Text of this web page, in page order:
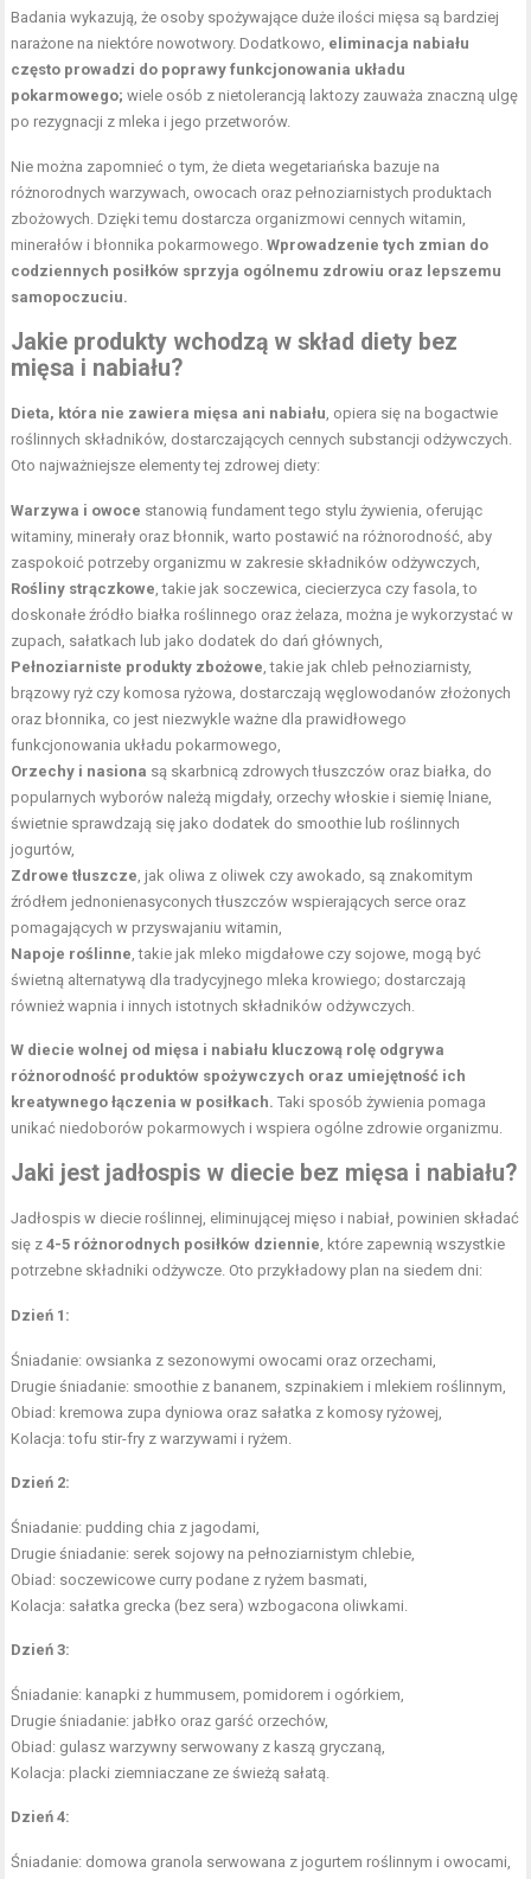
Badania wykazują, że osoby spożywające duże ilości mięsa są bardziej
narażone na niektóre nowotwory. Dodatkowo, eliminacja nabiału
często prowadzi do poprawy funkcjonowania układu
pokarmowego; wiele osób z nietolerancją laktozy zauważa znaczną ulgę
po rezygnacji z mleka i jego przetworów.
Nie można zapomnieć o tym, że dieta wegetariańska bazuje na
różnorodnych warzywach, owocach oraz pełnoziarnistych produktach
zbożowych. Dzięki temu dostarcza organizmowi cennych witamin,
minerałów i błonnika pokarmowego.Wprowadzenie tych zmian do
codziennych posiłków sprzyja ogólnemu zdrowiu oraz lepszemu
samopoczuciu.
Jakie produkty wchodzą w skład diety bez
mięsa i nabiału?
Dieta, która nie zawiera mięsa ani nabiału , opiera się na bogactwie
roślinnych składników, dostarczających cennych substancji odżywczych.
Oto najważniejsze elementy tej zdrowej diety:
Warzywa i owoce stanowią fundament tego stylu żywienia, oferując
witaminy, minerały oraz błonnik, warto postawić na różnorodność, aby
zaspokoić potrzeby organizmu w zakresie składników odżywczych,
Rośliny strączkowe , takie jak soczewica, ciecierzyca czy fasola, to
doskonałe źródło białka roślinnego oraz żelaza, można je wykorzystać w
zupach, sałatkach lub jako dodatek do dań głównych,
Pełnoziarniste produkty zbożowe , takie jak chleb pełnoziarnisty,
brązowy ryż czy komosa ryżowa, dostarczają węglowodanów złożonych
oraz błonnika, co jest niezwykle ważne dla prawidłowego
funkcjonowania układu pokarmowego,
Orzechy i nasiona są skarbnicą zdrowych tłuszczów oraz białka, do
popularnych wyborów należą migdały, orzechy włoskie i siemię lniane,
świetnie sprawdzają się jako dodatek do smoothie lub roślinnych
jogurtów,
Zdrowe tłuszcze , jak oliwa z oliwek czy awokado, są znakomitym
źródłem jednonienasyconych tłuszczów wspierających serce oraz
pomagających w przyswajaniu witamin,
Napoje roślinne , takie jak mleko migdałowe czy sojowe, mogą być
świetną alternatywą dla tradycyjnego mleka krowiego; dostarczają
również wapnia i innych istotnych składników odżywczych.
W diecie wolnej od mięsa i nabiału kluczową rolę odgrywa
różnorodność produktów spożywczych oraz umiejętność ich
kreatywnego łączenia w posiłkach. Taki sposób żywienia pomaga
unikać niedoborów pokarmowych i wspiera ogólne zdrowie organizmu.
Jaki jest jadłospis w diecie bez mięsa i nabiału?
Jadłospis w diecie roślinnej, eliminującej mięso i nabiał, powinien składać
się z4-5 różnorodnych posiłków dziennie , które zapewnią wszystkie
potrzebne składniki odżywcze. Oto przykładowy plan na siedem dni:
Dzień 1:
Śniadanie: owsianka z sezonowymi owocami oraz orzechami,
Drugie śniadanie: smoothie z bananem, szpinakiem i mlekiem roślinnym,
Obiad: kremowa zupa dyniowa oraz sałatka z komosy ryżowej,
Kolacja: tofu stir-fry z warzywami i ryżem.
Dzień 2:
Śniadanie: pudding chia z jagodami,
Drugie śniadanie: serek sojowy na pełnoziarnistym chlebie,
Obiad: soczewicowe curry podane z ryżem basmati,
Kolacja: sałatka grecka (bez sera) wzbogacona oliwkami.
Dzień 3:
Śniadanie: kanapki z hummusem, pomidorem i ogórkiem,
Drugie śniadanie: jabłko oraz garść orzechów,
Obiad: gulasz warzywny serwowany z kaszą gryczaną,
Kolacja: placki ziemniaczane ze świeżą sałatą.
Dzień 4:
Śniadanie: domowa granola serwowana z jogurtem roślinnym i owocami,